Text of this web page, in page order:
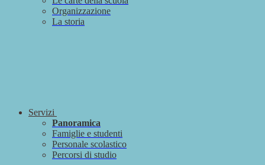
Organizzazione
La storia
Servizi
Panoramica
Famiglie e studenti
Personale scolastico
Percorsi di studio